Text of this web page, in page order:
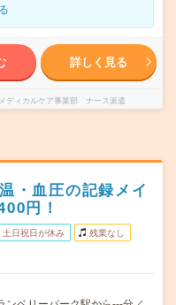
詳しく見る
ディカルケア事業部 ナース派遣
・血圧の記録メイ
円！
土日祝日が休み 残業なし